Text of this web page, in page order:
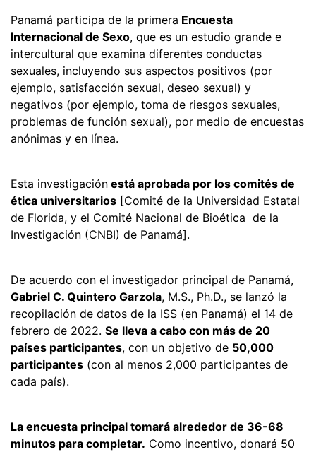
Panamá participa de la primera Encuesta
Internacional de Sexo, que es un estudio grande e
intercultural que examina diferentes conductas
sexuales, incluyendo sus aspectos positivos (por
ejemplo, satisfacción sexual, deseo sexual) y
negativos (por ejemplo, toma de riesgos sexuales,
problemas de función sexual), por medio de encuestas
anónimas y en línea.
Esta investigación está aprobada por los comités de
ética universitarios [Comité de la Universidad Estatal
de Florida, y el Comité Nacional de Bioética de la
Investigación (CNBI) de Panamá].
De acuerdo con el investigador principal de Panamá,
Gabriel C. Quintero Garzola, M.S., Ph.D., se lanzó la
recopilación de datos de la ISS (en Panamá) el 14 de
febrero de 2022. Se lleva a cabo con más de 20
países participantes, con un objetivo de 50,000
participantes (con al menos 2,000 participantes de
cada país).
La encuesta principal tomará alrededor de 36-68
minutos para completar. Como incentivo, donará 50